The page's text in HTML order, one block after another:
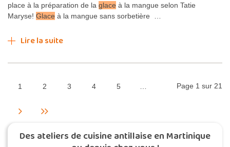
place à la préparation de la glace à la mangue selon Tatie
Maryse! Glace à la mangue sans sorbetière …
Lire la suite
Page 1 sur 21
1 2 3 4 5
Des ateliers de cuisine antillaise en Martinique